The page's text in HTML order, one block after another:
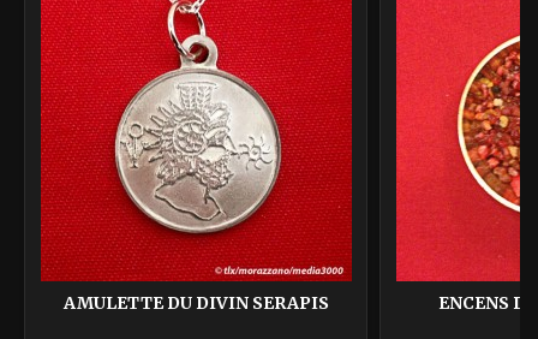
AMULETTE DU DIVIN SERAPIS ENCENS